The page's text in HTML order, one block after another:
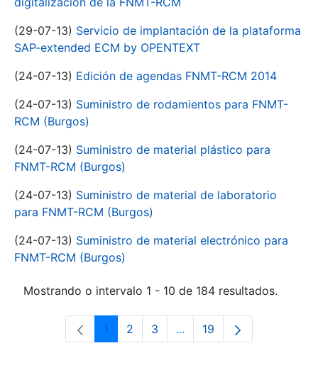
(29-07-13) Servicio de implantación de la plataforma
SAP-extended ECM by OPENTEXT
(24-07-13) Edición de agendas FNMT-RCM 2014
(24-07-13) Suministro de rodamientos para FNMT-
RCM (Burgos)
(24-07-13) Suministro de material plástico para
FNMT-RCM (Burgos)
(24-07-13) Suministro de material de laboratorio
para FNMT-RCM (Burgos)
(24-07-13) Suministro de material electrónico para
FNMT-RCM (Burgos)
Mostrando o intervalo 1 - 10 de 184 resultados.
Páxina
1 Páxina
2 Páxina
3 ...Páxinas intermedias Use
Páxina
19